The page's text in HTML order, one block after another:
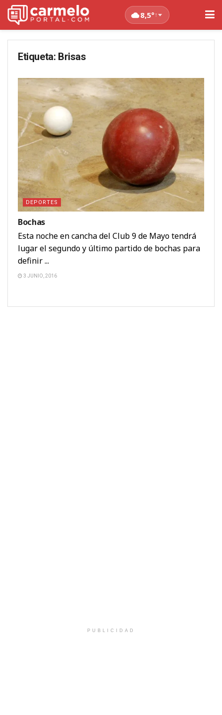
8,5°↑
Etiqueta: Brisas
DEPORTES
Bochas
Esta noche en cancha del Club 9 de Mayo tendrá
lugar el segundo y último partido de bochas para
definir ...
3 JUNIO, 2016
PUBLICIDAD